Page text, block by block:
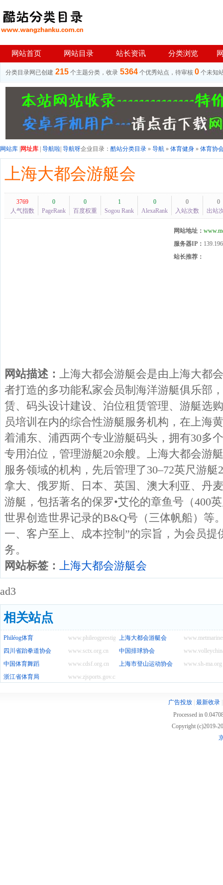
网站首页 网站目录 站长资讯 分类浏览
分类目录网已创建 215 个主题分类，收录 5364 个优秀站点，待审核 0 个未知
网站库 网址库 导航啦 导航呀企业目录： 酷站分类目录 » 导航 » 体育健身 » 体育协
上海大都会游艇会
3769
人气指数
0
PageRank
0
百度权重
1
Sogou Rank
0
AlexaRank
0
入站次数
0
出站
网站地址：
服务器IP：
站长推荐：
网站描述： 上海大都会游艇会是由上海大都
者打造的多功能私家会员制海洋游艇俱乐部
赁、码头设计建设、泊位租赁管理、游艇选
员培训在内的综合性游艇服务机构，在上海
着浦东、浦西两个专业游艇码头，拥有30多
专用泊位，管理游艇20余艘。上海大都会游
服务领域的机构，先后管理了30–72英尺游
拿大、俄罗斯、日本、英国、澳大利亚、丹
游艇，包括著名的保罗•艾伦的章鱼号（400
世界创造世界记录的B&Q号（三体帆船）等
一、客户至上、成本控制”的宗旨，为会员提
务。
网站标签： 上海大都会游艇会
ad3
相关站点
www.phileogprestige.com
Philéog体育
上海大都会游艇会
www.sctx.org.cn
四川省跆拳道协会
中国排球协会
www.cdsf.org.cn
中国体育舞蹈 www.sh-ma.org
上海市登山运动协会
www.zjsports.gov.cn
浙江省体育局
广告投放 最新收录
Processed in
Copyright (c)2019-